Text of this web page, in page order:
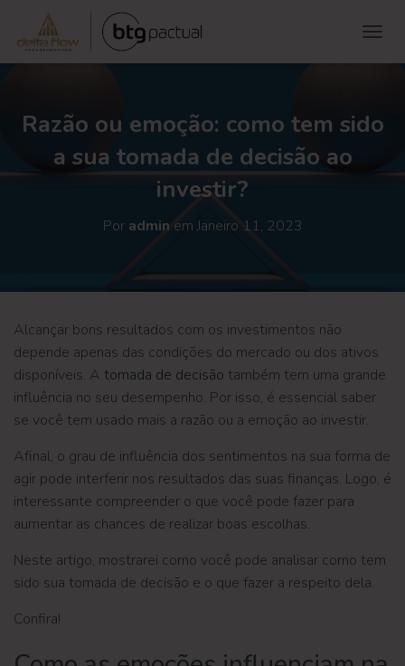
Razão ou emoção: como tem sido
a sua tomada de decisão ao
investir?
Por admin emJaneiro 11, 2023
Alcançar bons resultados com os investimentos não
depende apenas das condições do mercado ou dos ativos
disponíveis. A tomada de decisão também tem uma grande
influência no seu desempenho. Por isso, é essencial saber
se você tem usado mais a razão ou a emoção ao investir.
Afinal, o grau de influência dos sentimentos na sua forma de
agir pode interferir nos resultados das suas finanças. Logo, é
interessante compreender o que você pode fazer para
aumentar as chances de realizar boas escolhas.
Neste artigo, mostrarei como você pode analisar como tem
sido sua tomada de decisão e o que fazer a respeito dela.
Confira!